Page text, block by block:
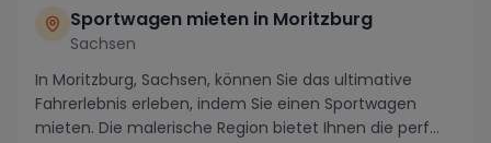
Sportwagen mieten in Moritzburg
Sachsen
In Moritzburg, Sachsen, können Sie das ultimative
Fahrerlebnis erleben, indem Sie einen Sportwagen
mieten. Die malerische Region bietet Ihnen die perf...